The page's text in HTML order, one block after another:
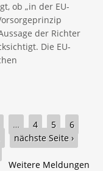
ob „in der EU-
der Richter
Die EU-
… 4 5
6
nächste Seite ›
Weitere Meldungen